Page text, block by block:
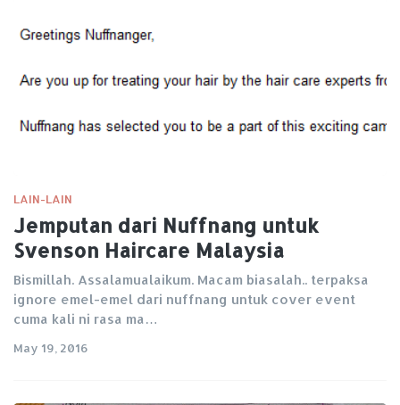
LAIN-LAIN
Jemputan dari Nuffnang untuk
Svenson Haircare Malaysia
Bismillah. Assalamualaikum. Macam biasalah.. terpaksa
ignore emel-emel dari nuffnang untuk cover event
cuma kali ni rasa ma…
May 19, 2016